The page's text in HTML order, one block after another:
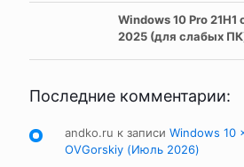
Windows 10 Pro 21H1
2025 (для слабых
Последние комментарии:
andko.ru к записи Windows 10
OVGorskiy (Июль 2026)